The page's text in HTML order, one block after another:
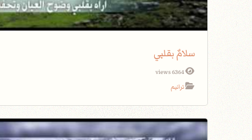
سلامٌ بقلبي
6364 views
ترانيم